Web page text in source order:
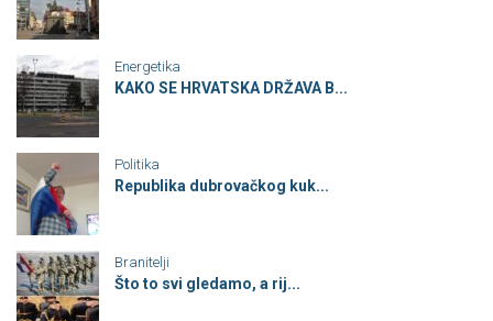
Energetika
KAKO SE HRVATSKA DRŽAVA B...
Politika
Republika dubrovačkog kuk...
Branitelji
Što to svi gledamo, a rij...